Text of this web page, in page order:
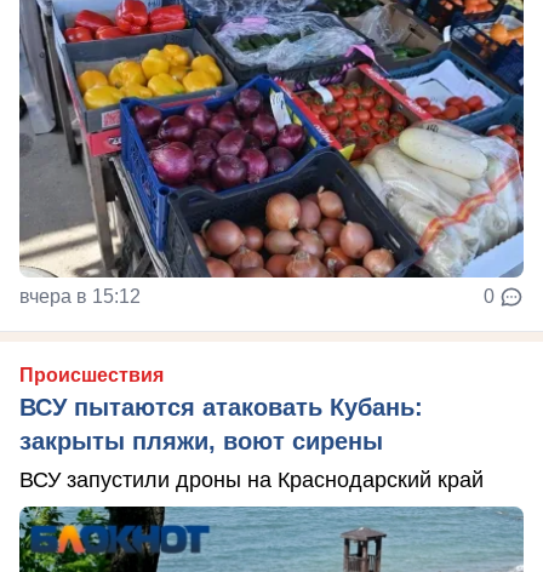
вчера в 15:12 0
Происшествия
ВСУ пытаются атаковать Кубань:
закрыты пляжи, воют сирены
ВСУ запустили дроны на Краснодарский край